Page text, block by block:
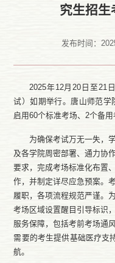
究生招生
发布时间：
2025年12月20日至21
试）如期举行。唐山师范学
启用60个标准考场、2个备
为确保考试万无一失，
及各学院周密部署、通力协
要求，完成考场标准化布置
作，并制定详尽应急预案。
履职，各项流程规范严谨。
考场区域设置醒目引导标识
服务保障，包括考前考场通
需要的考生提供基础医疗支
航。